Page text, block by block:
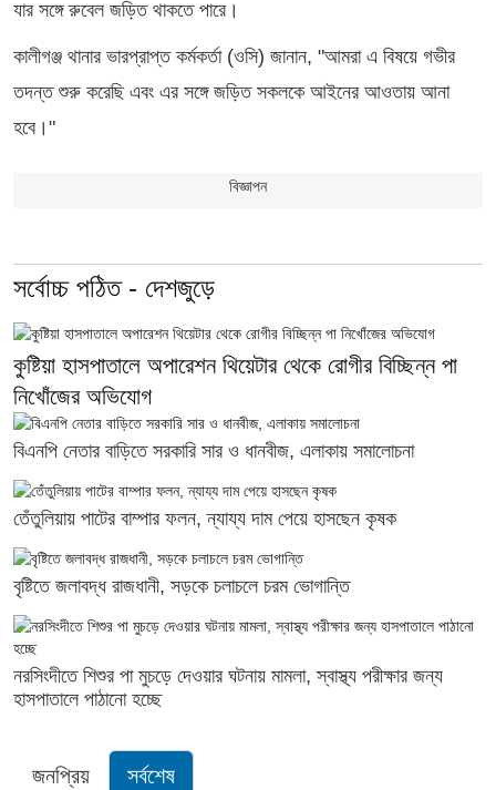
যার সঙ্গে রুবেল জড়িত থাকতে পারে।
কালীগঞ্জ থানার ভারপ্রাপ্ত কর্মকর্তা (ওসি) জানান, "আমরা এ বিষয়ে গভীর
তদন্ত শুরু করেছি এবং এর সঙ্গে জড়িত সকলকে আইনের আওতায় আনা
হবে।"
বিজ্ঞাপন
সর্বোচ্চ পঠিত - দেশজুড়ে
কুষ্টিয়া হাসপাতালে অপারেশন থিয়েটার থেকে রোগীর বিচ্ছিন্ন পা
নিখোঁজের অভিযোগ
বিএনপি নেতার বাড়িতে সরকারি সার ও ধানবীজ, এলাকায় সমালোচনা
তেঁতুলিয়ায় পাটের বাম্পার ফলন, ন্যায্য দাম পেয়ে হাসছেন কৃষক
বৃষ্টিতে জলাবদ্ধ রাজধানী, সড়কে চলাচলে চরম ভোগান্তি
নরসিংদীতে শিশুর পা মুচড়ে দেওয়ার ঘটনায় মামলা, স্বাস্থ্য পরীক্ষার জন্য
হাসপাতালে পাঠানো হচ্ছে
জনপ্রিয় সর্বশেষ